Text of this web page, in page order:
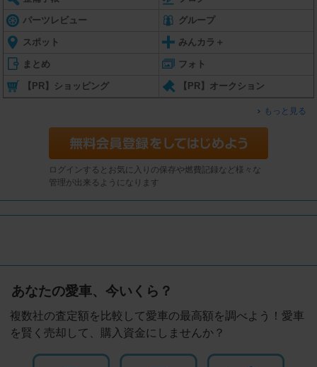
パーツレビュー グループ
スポット みんカラ＋
まとめ フォト
【PR】ショッピング 【PR】オークション
もっと見る
ログインするとお気に入りの保存や燃費記録など様々な
管理が出来るようになります
あなたの愛車、今いくら？
複数社の査定額を比較して愛車の最高額を調べよう！愛車
を賢く売却して、購入資金にしませんか？